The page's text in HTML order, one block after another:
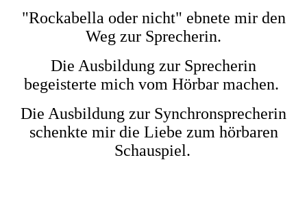
"Rockabella oder nicht" ebnete mir den
Weg zur Sprecherin.
Die Ausbildung zur Sprecherin
begeisterte mich vom Hörbar machen.
Die Ausbildung zur Synchronsprecherin
schenkte mir die Liebe zum hörbaren
Schauspiel.